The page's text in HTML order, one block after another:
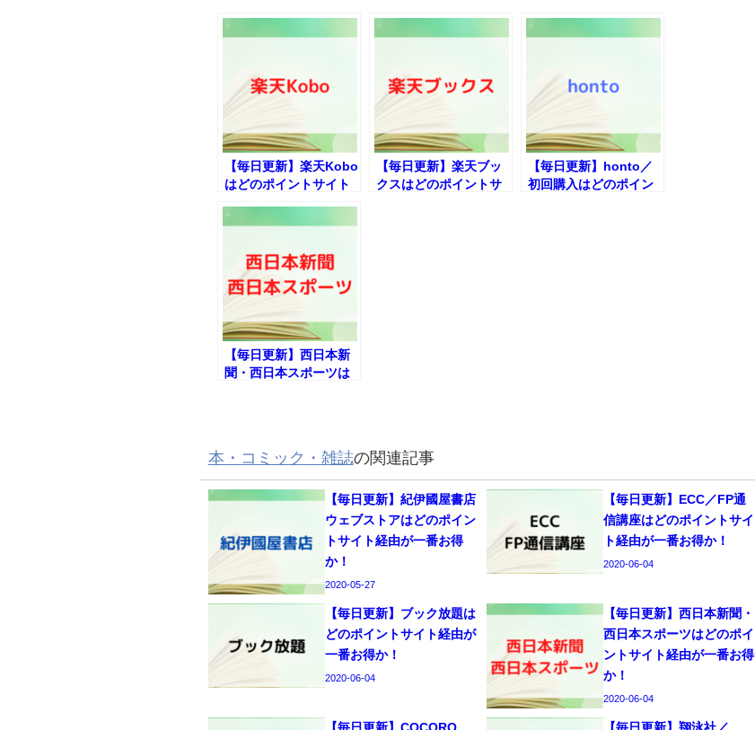
【毎日更新】楽天Kobo
はどのポイントサイト
【毎日更新】楽天ブッ
クスはどのポイントサ
【毎日更新】honto／
初回購入はどのポイン
【毎日更新】西日本新
聞・西日本スポーツは
本・コミック・雑誌の関連記事
【毎日更新】紀伊國屋書店
ウェブストアはどのポイン
トサイト経由が一番お得
か！
2020-05-27
【毎日更新】ECC／FP通
信講座はどのポイントサイ
ト経由が一番お得か！
2020-06-04
【毎日更新】ブック放題は
どのポイントサイト経由が
一番お得か！
2020-06-04
【毎日更新】西日本新聞・
西日本スポーツはどのポイ
ントサイト経由が一番お得
か！
2020-06-04
【毎日更新】COCORO 【毎日更新】翔泳社／